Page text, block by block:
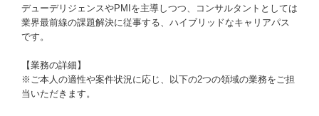
デューデリジェンスやPMIを主導しつつ、コンサルタントとしては
業界最前線の課題解決に従事する、ハイブリッドなキャリアパス
です。
【業務の詳細】
※ご本人の適性や案件状況に応じ、以下の2つの領域の業務をご担
当いただきます。